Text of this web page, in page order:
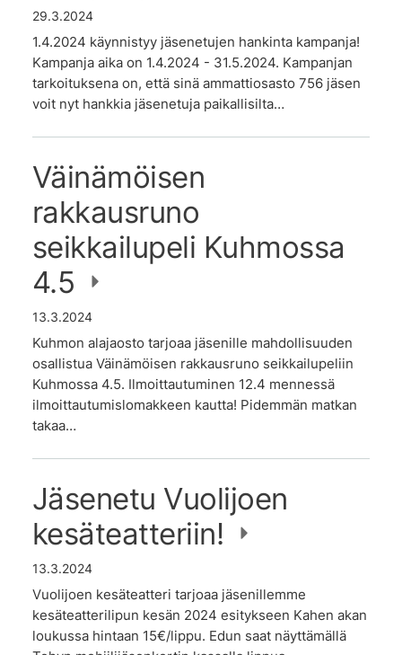
29.3.2024
1.4.2024 käynnistyy jäsenetujen hankinta kampanja!
Kampanja aika on 1.4.2024 - 31.5.2024. Kampanjan
tarkoituksena on, että sinä ammattiosasto 756 jäsen
voit nyt hankkia jäsenetuja paikallisilta…
Väinämöisen
rakkausruno
seikkailupeli Kuhmossa
4.5
13.3.2024
Kuhmon alajaosto tarjoaa jäsenille mahdollisuuden
osallistua Väinämöisen rakkausruno seikkailupeliin
Kuhmossa 4.5. Ilmoittautuminen 12.4 mennessä
ilmoittautumislomakkeen kautta! Pidemmän matkan
takaa…
Jäsenetu Vuolijoen
kesäteatteriin!
13.3.2024
Vuolijoen kesäteatteri tarjoaa jäsenillemme
kesäteatterilipun kesän 2024 esitykseen Kahen akan
loukussa hintaan 15€/lippu. Edun saat näyttämällä